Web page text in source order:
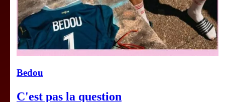
Bedou
C'est pas la question